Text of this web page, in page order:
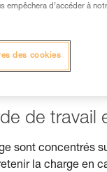
seul,
liées à votre
de
sont concentrés
la charge en
empêchera d’accéder à
des cookies